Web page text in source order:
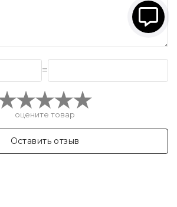
=
оцените товар
Оставить отзыв